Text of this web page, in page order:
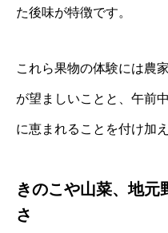
た後味が特徴です。
これら果物の体験には農
が望ましいことと、午前
に恵まれることを付け加え
きのこや山菜、地元
さ